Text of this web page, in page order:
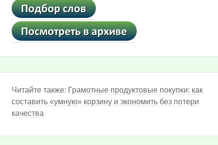
Читайте также: Грамотные продуктовые покупки: как
составить «умную» корзину и экономить без потери
качества